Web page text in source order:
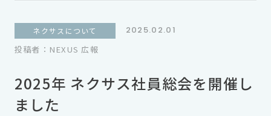
2025年 ネクサス社員総会を開催し
ました
ネクサスについて
2025.02.01
投稿者：NEXUS 広報